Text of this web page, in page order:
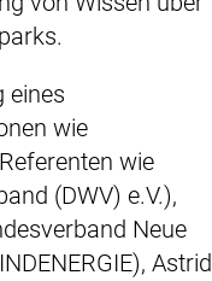
eines
wie
wie
(DWV) e.V.),
Neue
Astrid